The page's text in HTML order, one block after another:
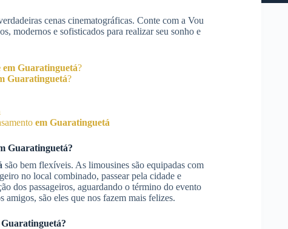
cenas cinematográficas. Conte com a Vou
modernos e sofisticados para realizar seu sonho e
em Guaratinguetá?
Guaratinguetá?
em Guaratinguetá
Guaratinguetá?
são bem flexíveis. As limousines são equipadas com
no local combinado, passear pela cidade e
dos passageiros, aguardando o término do evento
são eles que nos fazem mais felizes.
Guaratinguetá?